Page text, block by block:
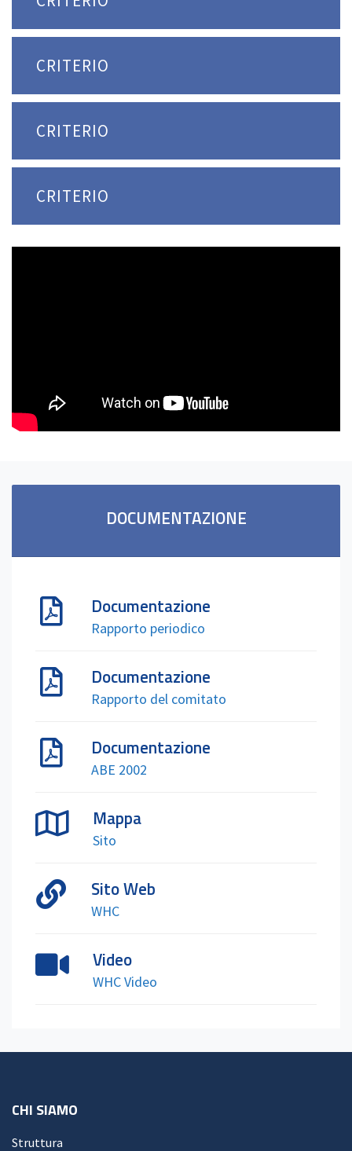
CRITERIO
CRITERIO
CRITERIO
DOCUMENTAZIONE
Documentazione
Rapporto periodico
Documentazione
Rapporto del comitato
Documentazione
ABE 2002
Mappa
Sito
Sito Web
WHC
Video
WHC Video
CHI SIAMO
Struttura